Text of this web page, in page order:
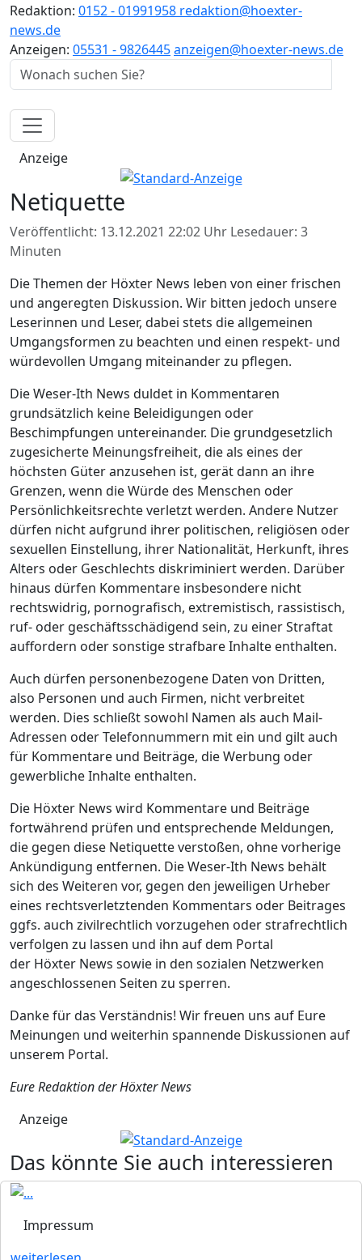
Redaktion: 0152 - 01991958 redaktion@hoexter-
news.de
Anzeigen: 05531 - 9826445anzeigen@hoexter-news.de
Anzeige
Netiquette
Veröffentlicht: 13.12.2021 22:02 Uhr Lesedauer: 3
Minuten
Die Themen der Höxter News leben von einer frischen
und angeregten Diskussion. Wir bitten jedoch unsere
Leserinnen und Leser, dabei stets die allgemeinen
Umgangsformen zu beachten und einen respekt- und
würdevollen Umgang miteinander zu pflegen.
Die Weser-Ith News duldet in Kommentaren
grundsätzlich keine Beleidigungen oder
Beschimpfungen untereinander. Die grundgesetzlich
zugesicherte Meinungsfreiheit, die als eines der
höchsten Güter anzusehen ist, gerät dann an ihre
Grenzen, wenn die Würde des Menschen oder
Persönlichkeitsrechte verletzt werden. Andere Nutzer
dürfen nicht aufgrund ihrer politischen, religiösen oder
sexuellen Einstellung, ihrer Nationalität, Herkunft, ihres
Alters oder Geschlechts diskriminiert werden. Darüber
hinaus dürfen Kommentare insbesondere nicht
rechtswidrig, pornografisch, extremistisch, rassistisch,
ruf- oder geschäftsschädigend sein, zu einer Straftat
auffordern oder sonstige strafbare Inhalte enthalten.
Auch dürfen personenbezogene Daten von Dritten,
also Personen und auch Firmen, nicht verbreitet
werden. Dies schließt sowohl Namen als auch Mail-
Adressen oder Telefonnummern mit ein und gilt auch
für Kommentare und Beiträge, die Werbung oder
gewerbliche Inhalte enthalten.
Die Höxter News wird Kommentare und Beiträge
fortwährend prüfen und entsprechende Meldungen,
die gegen diese Netiquette verstoßen, ohne vorherige
Ankündigung entfernen. Die Weser-Ith News behält
sich des Weiteren vor, gegen den jeweiligen Urheber
eines rechtsverletztenden Kommentars oder Beitrages
ggfs. auch zivilrechtlich vorzugehen oder strafrechtlich
verfolgen zu lassen und ihn auf dem Portal
der Höxter News sowie in den sozialen Netzwerken
angeschlossenen Seiten zu sperren.
Danke für das Verständnis! Wir freuen uns auf Eure
Meinungen und weiterhin spannende Diskussionen auf
unserem Portal.
Eure Redaktion der Höxter News
Anzeige
Das könnte Sie auch interessieren
Impressum